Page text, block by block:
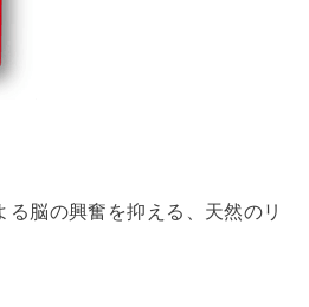
脳の興奮を抑える、天然のリ